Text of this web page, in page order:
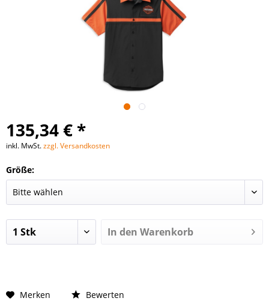
135,34 € *
inkl. MwSt.zzgl. Versandkosten
Größe:
In den Warenkorb
Merken Bewerten